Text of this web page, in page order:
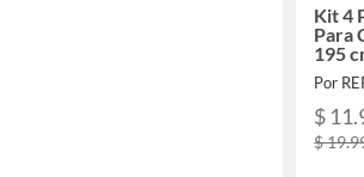
Kit 4
Para
195
Por
$
$